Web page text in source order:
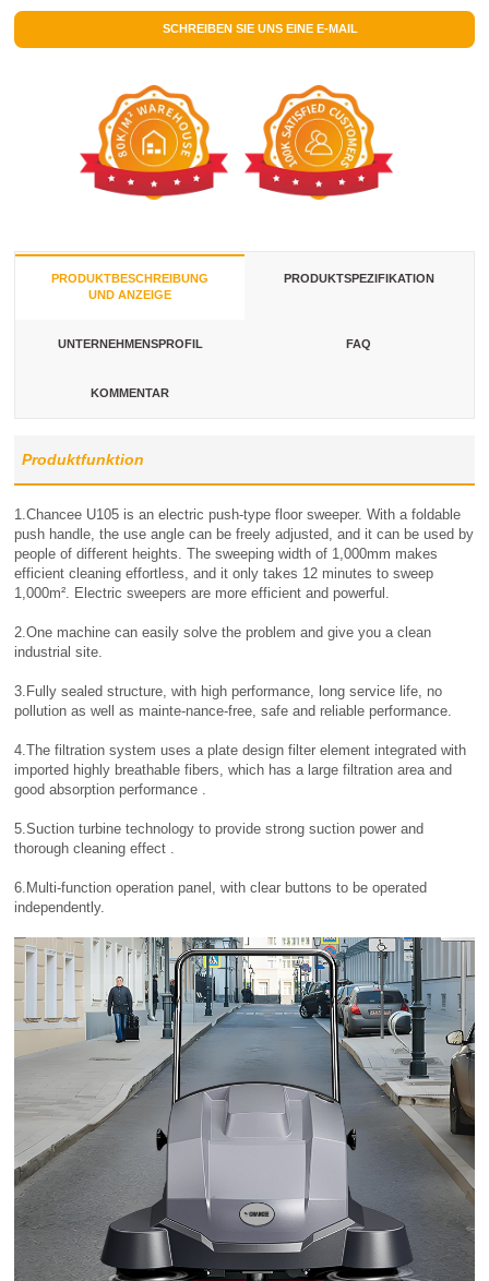
SCHREIBEN SIE UNS EINE E-MAIL
PRODUKTBESCHREIBUNG
UND ANZEIGE
PRODUKTSPEZIFIKATION
UNTERNEHMENSPROFIL FAQ
KOMMENTAR
Produktfunktion
1.Chancee U105 is an electric push-type floor sweeper. With a foldable
push handle, the use angle can be freely adjusted, and it can be used by
people of different heights. The sweeping width of 1,000mm makes
efficient cleaning effortless, and it only takes 12 minutes to sweep
1,000m². Electric sweepers are more efficient and powerful.
2.One machine can easily solve the problem and give you a clean
industrial site.
3.Fully sealed structure, with high performance, long service life, no
pollution as well as mainte-nance-free, safe and reliable performance.
4.The filtration system uses a plate design filter element integrated with
imported highly breathable fibers, which has a large filtration area and
good absorption performance .
5.Suction turbine technology to provide strong suction power and
thorough cleaning effect .
6.Multi-function operation panel, with clear buttons to be operated
independently.